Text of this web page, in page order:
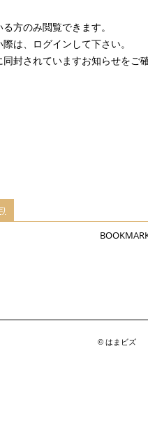
方のみ閲覧できます。
は、ログインして下さい。
封されていますお知らせをご
)
© はまビズ